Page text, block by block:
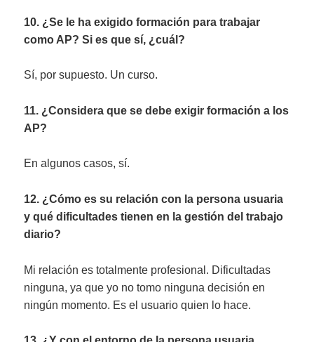
10. ¿Se le ha exigido formación para trabajar
como AP? Si es que sí, ¿cuál?
Sí, por supuesto. Un curso.
11. ¿Considera que se debe exigir formación a los
AP?
En algunos casos, sí.
12. ¿Cómo es su relación con la persona usuaria
y qué dificultades tienen en la gestión del trabajo
diario?
Mi relación es totalmente profesional. Dificultadas
ninguna, ya que yo no tomo ninguna decisión en
ningún momento. Es el usuario quien lo hace.